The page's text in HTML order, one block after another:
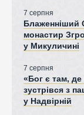
7 серпня
Блаженніший
монастир
у Микуличині
7 серпня
«Бог є там,
зустрівся з
у Надвірній